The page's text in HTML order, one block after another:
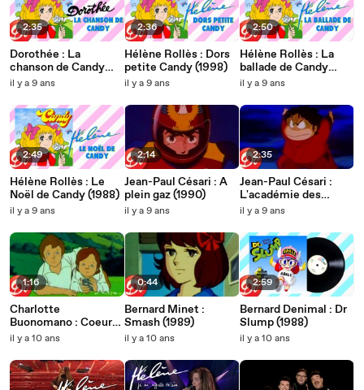
2:35
Dorothée : La
chanson de Candy
(1988)
il y a 9 ans
2:49
Hélène Rollès : Le
Noël de Candy (1988)
il y a 9 ans
1:16
Charlotte
Buonomano : Coeur
(1989)
il y a 10 ans
2:36
Hélène Rollès : Dors
petite Candy (1998)
il y a 9 ans
2:14
Jean-Paul Césari : A
plein gaz (1990)
il y a 9 ans
0:44
Bernard Minet :
Smash (1989)
il y a 10 ans
2:50
Hélène Rollès : La
ballade de Candy
(1988)
il y a 9 ans
2:35
Jean-Paul Césari :
L'académie des
Ninjas (1990)
il y a 9 ans
2:59
Bernard Denimal : Dr
Slump (1988)
il y a 10 ans